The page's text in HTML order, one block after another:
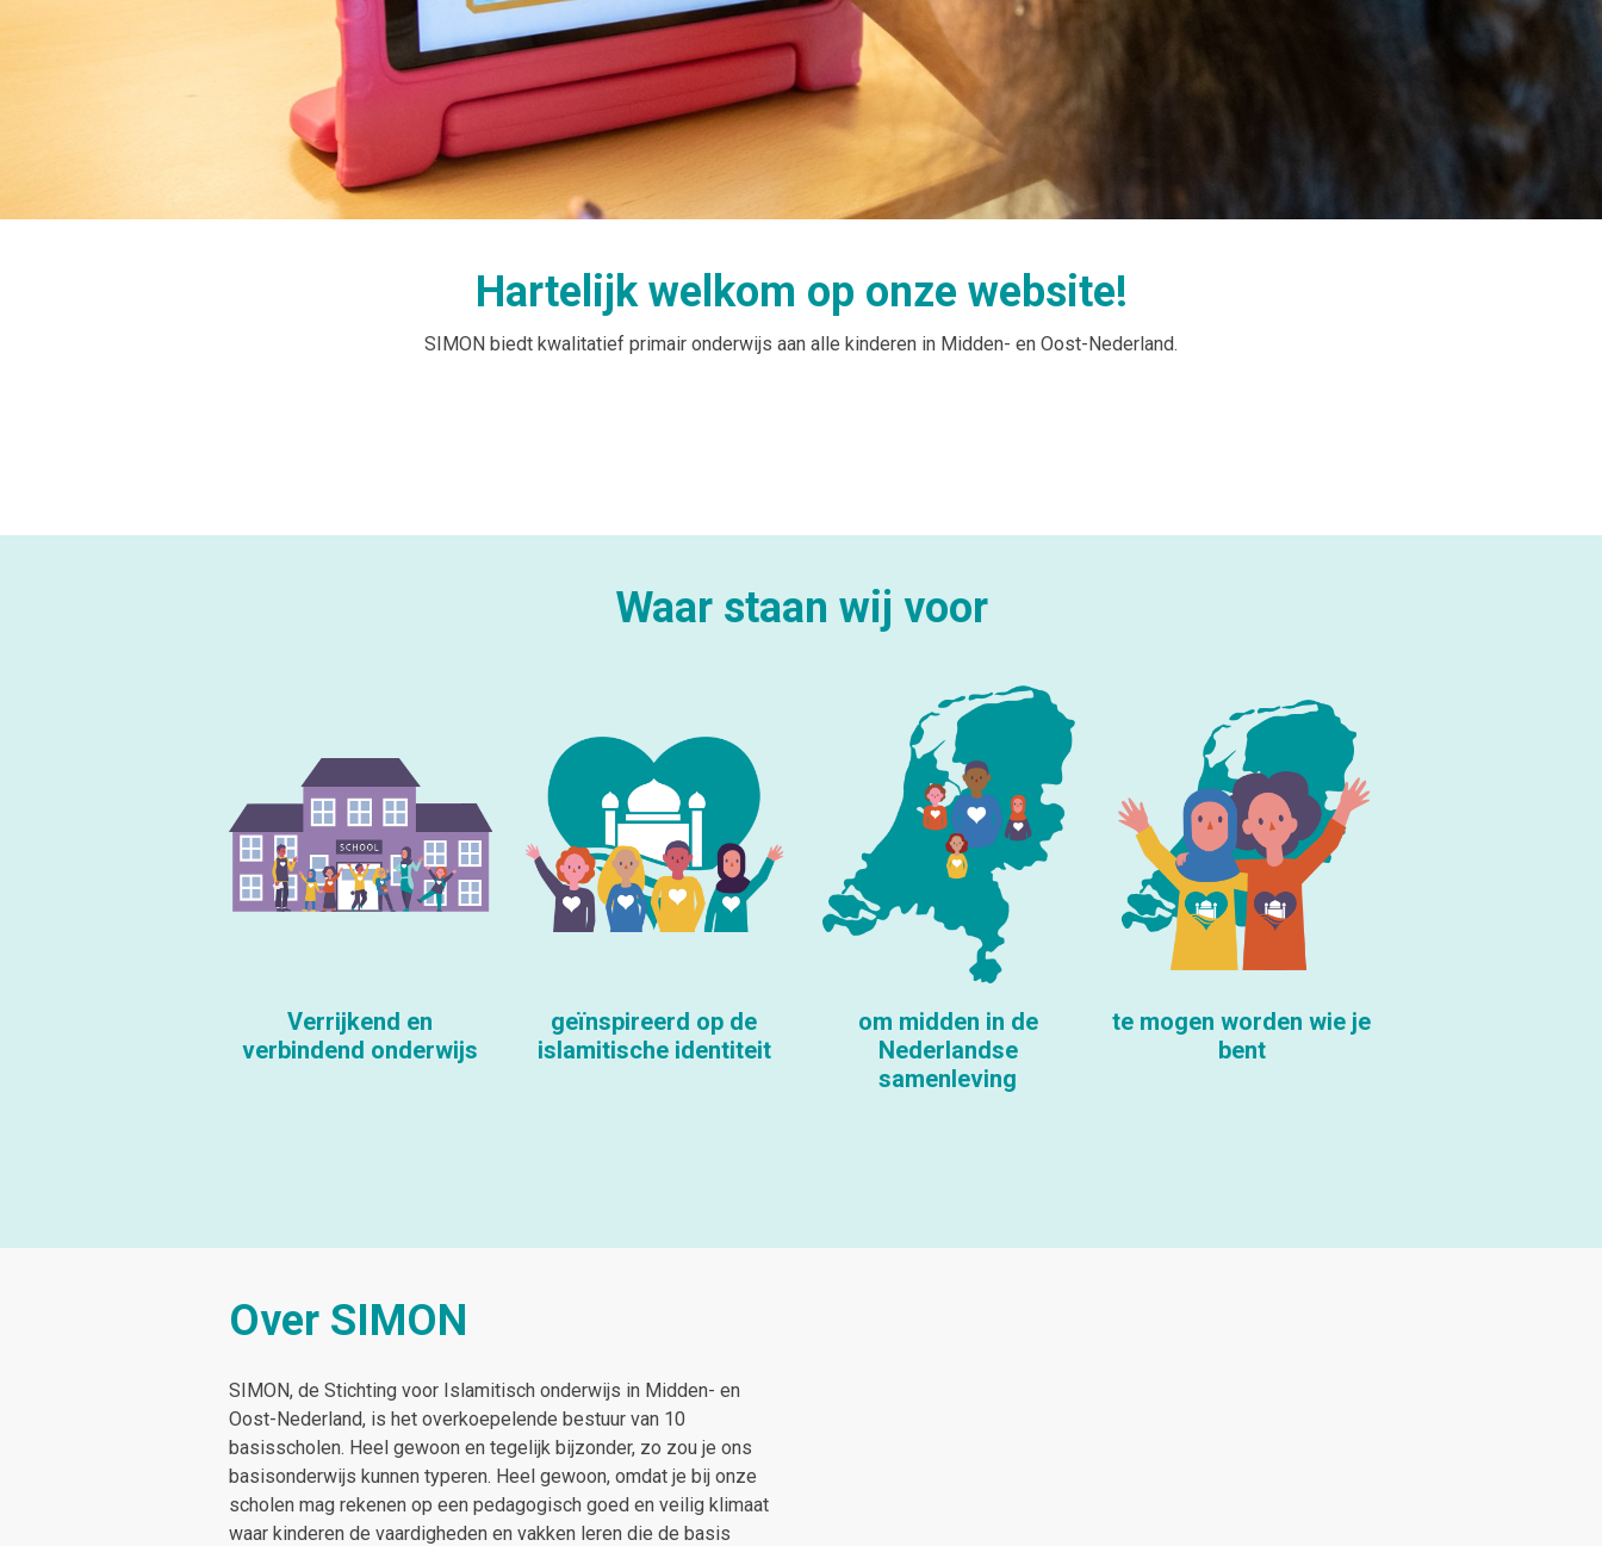
Hartelijk welkom op onze website!
SIMON biedt kwalitatief primair onderwijs aan alle kinderen in Midden- en Oost-Nederland.
Waar staan wij voor
Verrijkend en
verbindend onderwijs
geïnspireerd op de
islamitische identiteit
om midden in de
Nederlandse
samenleving
te mogen worden wie je
bent
Over SIMON
SIMON, de Stichting voor Islamitisch onderwijs in Midden- en
Oost-Nederland, is het overkoepelende bestuur van 10
basisscholen. Heel gewoon en tegelijk bijzonder, zo zou je ons
basisonderwijs kunnen typeren. Heel gewoon, omdat je bij onze
scholen mag rekenen op een pedagogisch goed en veilig klimaat
waar kinderen de vaardigheden en vakken leren die de basis